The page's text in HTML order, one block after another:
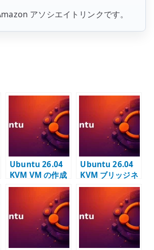
アソシエイトリンクです。
Ubuntu 26.04
KVM VM の作成
– テンプレート
libvirt domain
を定義する
Ubuntu 26.04
KVM ブリッジネ
ットワークの基
本設定 – OVS /
OVN で VM を接
続する